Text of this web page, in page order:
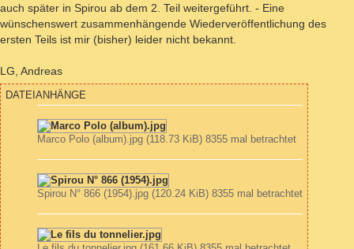
auch später in Spirou ab dem 2. Teil weitergeführt. - Eine
wünschenswert zusammenhängende Wiederveröffentlichung des
ersten Teils ist mir (bisher) leider nicht bekannt.
LG, Andreas
DATEIANHÄNGE
Marco Polo (album).jpg (118.73 KiB) 8355 mal betrachtet
Spirou N° 866 (1954).jpg (120.24 KiB) 8355 mal betrachtet